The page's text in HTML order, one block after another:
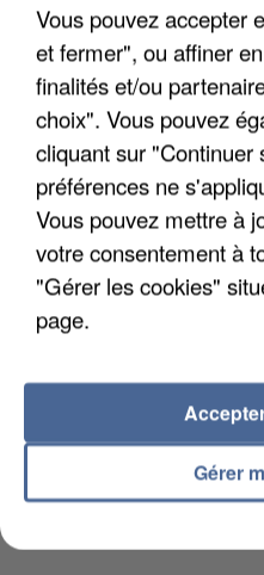
L’UN DES
MAFIA INTERPELLÉ EN
Vous pouvez accepter
et fermer", ou affiner
finalités et/ou
choix". Vous pouvez
cliquant sur "Continuer
préférences ne
Vous pouvez mettre à
votre consentement à
"Gérer les cookies"
page.
Gérer